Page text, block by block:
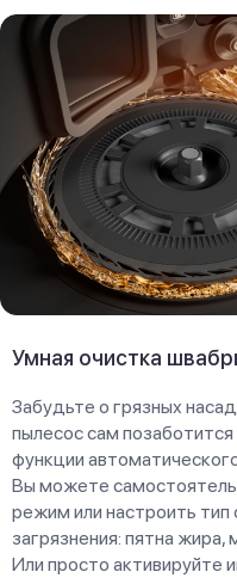
Умная очистка
Забудьте о грязных
пылесос сам
функции
Вы можете
режим или настроить тип
загрязнения: пятна
Или просто активируйте